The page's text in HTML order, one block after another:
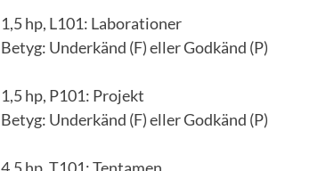
1,5 hp, L101: Laborationer
Betyg: Underkänd (F) eller Godkänd (P)
1,5 hp, P101: Projekt
Betyg: Underkänd (F) eller Godkänd (P)